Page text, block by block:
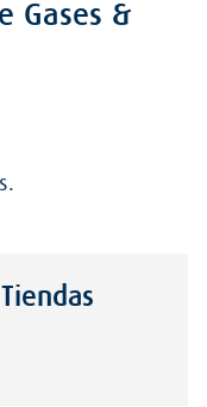
Gases &